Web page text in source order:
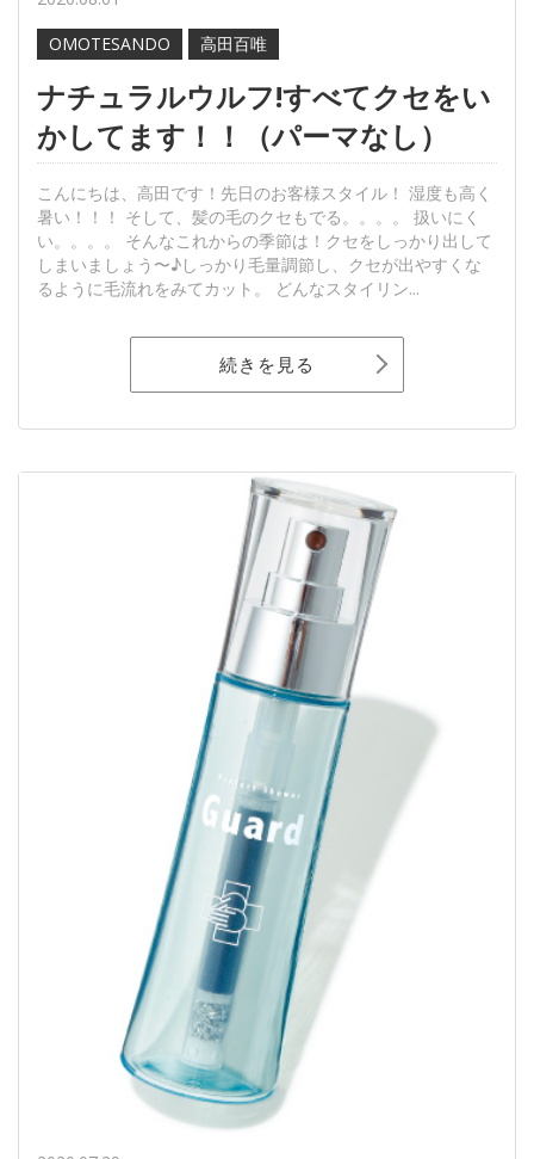
OMOTESANDO
高田百唯
ナチュラルウルフ!すべてクセをい
かしてます！！（パーマなし）
こんにちは、高田です！先日のお客様スタイル！ 湿度も高く
暑い！！！ そして、髪の毛のクセもでる。。。。 扱いにく
い。。。。 そんなこれからの季節は！クセをしっかり出して
しまいましょう〜♪しっかり毛量調節し、クセが出やすくな
るように毛流れをみてカット。 どんなスタイリン...
続きを見る